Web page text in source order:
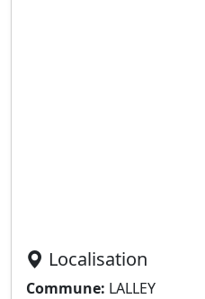
Localisation
Commune: LALLEY